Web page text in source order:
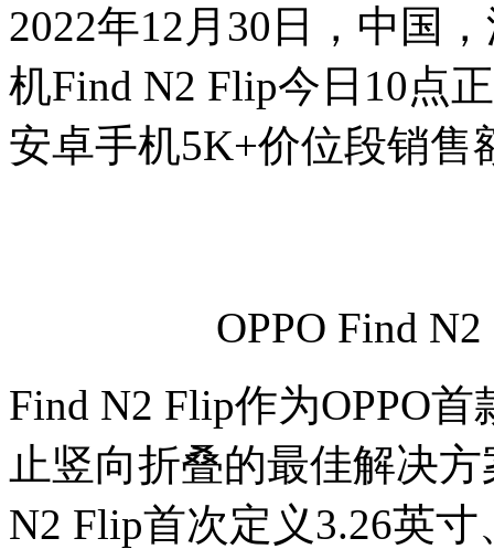
2022年12月30日，中国
机Find N2 Flip今日10点
安卓手机5K+价位段销售
OPPO Find
Find N2 Flip作为OPPO
止竖向折叠的最佳解决
N2 Flip首次定义3.26英